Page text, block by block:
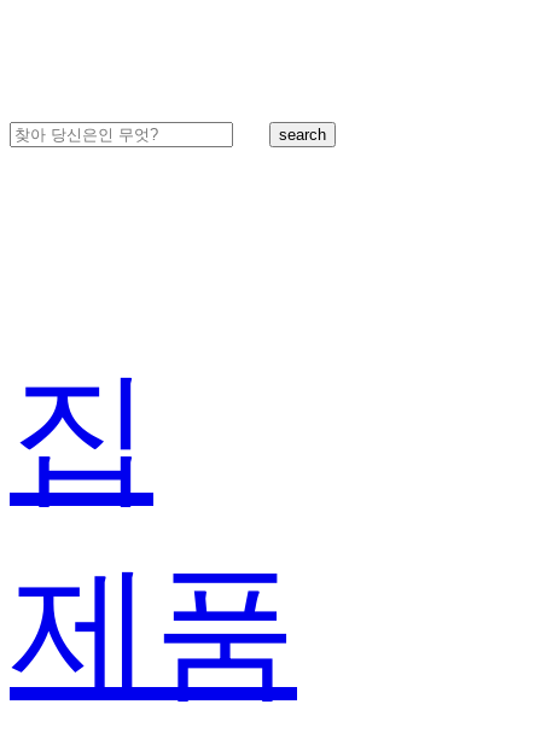
search
집
제품